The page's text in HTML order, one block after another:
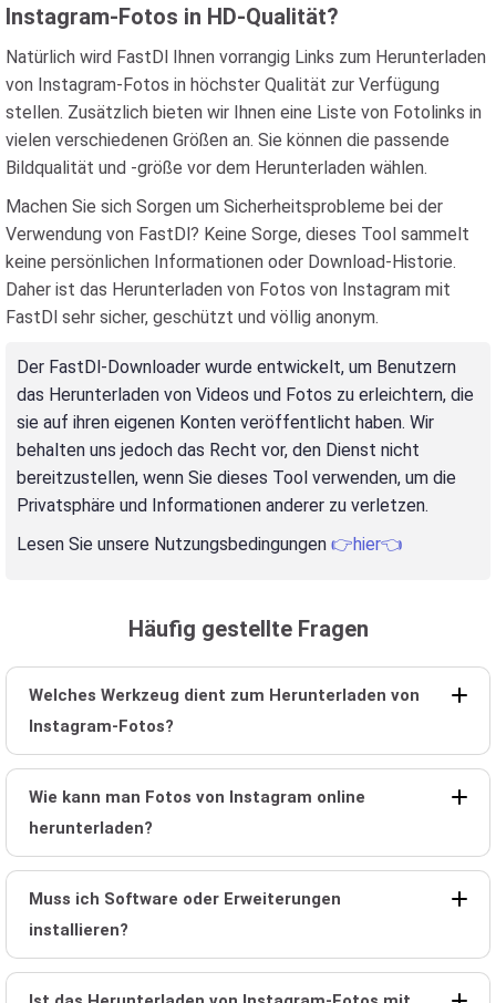
Instagram-Fotos in HD-Qualität?
Natürlich wird FastDl Ihnen vorrangig Links zum Herunterladen
von Instagram-Fotos in höchster Qualität zur Verfügung
stellen. Zusätzlich bieten wir Ihnen eine Liste von Fotolinks in
vielen verschiedenen Größen an. Sie können die passende
Bildqualität und -größe vor dem Herunterladen wählen.
Machen Sie sich Sorgen um Sicherheitsprobleme bei der
Verwendung von FastDl? Keine Sorge, dieses Tool sammelt
keine persönlichen Informationen oder Download-Historie.
Daher ist das Herunterladen von Fotos von Instagram mit
FastDl sehr sicher, geschützt und völlig anonym.
Der FastDl-Downloader wurde entwickelt, um Benutzern
das Herunterladen von Videos und Fotos zu erleichtern, die
sie auf ihren eigenen Konten veröffentlicht haben. Wir
behalten uns jedoch das Recht vor, den Dienst nicht
bereitzustellen, wenn Sie dieses Tool verwenden, um die
Privatsphäre und Informationen anderer zu verletzen.
Lesen Sie unsere Nutzungsbedingungen 👉hier👈
Häufig gestellte Fragen
Welches Werkzeug dient zum Herunterladen von
Instagram-Fotos?
Wie kann man Fotos von Instagram online
herunterladen?
Muss ich Software oder Erweiterungen
installieren?